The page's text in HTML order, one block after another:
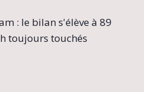
: le bilan s'élève à 89
toujours touchés